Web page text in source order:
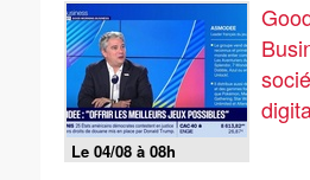
Le 04/08 à 08h